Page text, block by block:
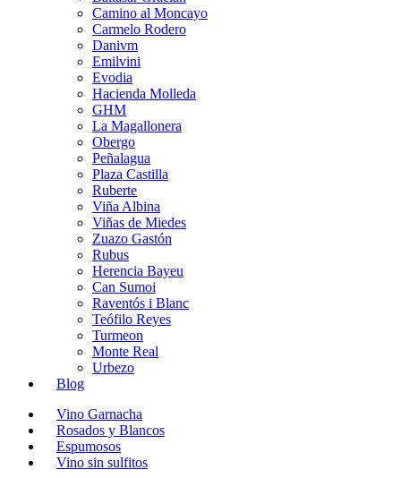
Camino al Moncayo
Carmelo Rodero
Danivm
Emilvini
Evodia
Hacienda Molleda
GHM
La Magallonera
Obergo
Peñalagua
Plaza Castilla
Ruberte
Viña Albina
Viñas de Miedes
Zuazo Gastón
Rubus
Herencia Bayeu
Can Sumoi
Raventós i Blanc
Teófilo Reyes
Turmeon
Monte Real
Urbezo
Blog
Vino Garnacha
Rosados y Blancos
Espumosos
Vino sin sulfitos